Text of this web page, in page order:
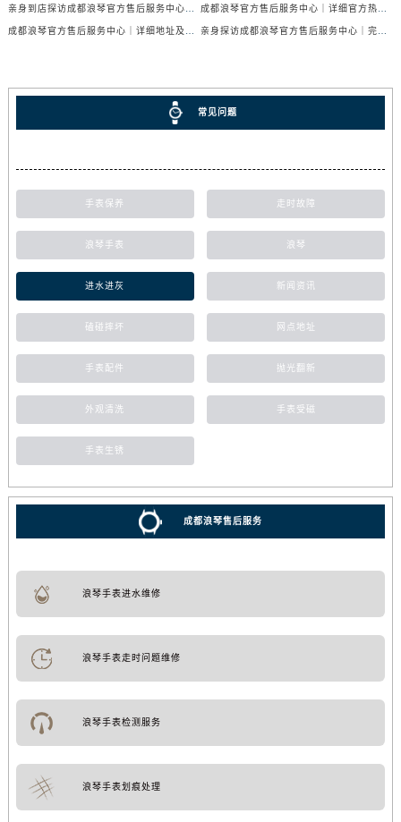
亲身到店探访成都浪琴官方售后服务中心｜地址与官方服务热线（2026年7月最新） 成都浪琴官方售后服务中心｜详细官方热线及维修地址权威信息公示（2026年7月最新）
成都浪琴官方售后服务中心｜详细地址及售后服务电话权威信息公示（2026年7月最新） 亲身探访成都浪琴官方售后服务中心｜完整电话和维修地址（2026年7月最新）
常见问题
手表保养 走时故障
浪琴手表 浪琴
进水进灰 新闻资讯
磕碰摔坏 网点地址
手表配件 抛光翻新
外观清洗 手表受磁
手表生锈
成都浪琴售后服务
浪琴手表进水维修
浪琴手表走时问题维修
浪琴手表检测服务
浪琴手表划痕处理